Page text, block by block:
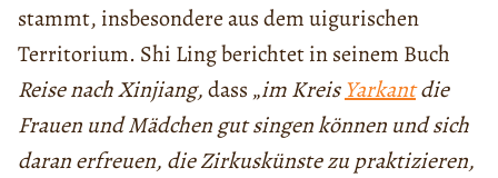
stammt, insbesondere aus dem uigurischen
Territorium. Shi Ling berichtet in seinem Buch
Reise nach Xinjiang,dass „im KreisYarkantdie
Frauen und Mädchen gut singen können und sich
daran erfreuen, die Zirkuskünste zu praktizieren,